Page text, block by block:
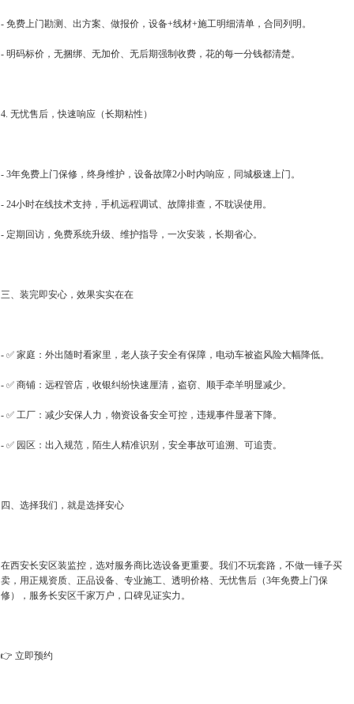
- 免费上门勘测、出方案、做报价，设备+线材+施工明细清单，合同列明。
- 明码标价，无捆绑、无加价、无后期强制收费，花的每一分钱都清楚。
4. 无忧售后，快速响应（长期粘性）
- 3年免费上门保修，终身维护，设备故障2小时内响应，同城极速上门。
- 24小时在线技术支持，手机远程调试、故障排查，不耽误使用。
- 定期回访，免费系统升级、维护指导，一次安装，长期省心。
三、装完即安心，效果实实在在
- ✅ 家庭：外出随时看家里，老人孩子安全有保障，电动车被盗风险大幅降低。
- ✅ 商铺：远程管店，收银纠纷快速厘清，盗窃、顺手牵羊明显减少。
- ✅ 工厂：减少安保人力，物资设备安全可控，违规事件显著下降。
- ✅ 园区：出入规范，陌生人精准识别，安全事故可追溯、可追责。
四、选择我们，就是选择安心
在西安长安区装监控，选对服务商比选设备更重要。我们不玩套路，不做一锤子买
卖，用正规资质、正品设备、专业施工、透明价格、无忧售后（3年免费上门保
修），服务长安区千家万户，口碑见证实力。
👉 立即预约